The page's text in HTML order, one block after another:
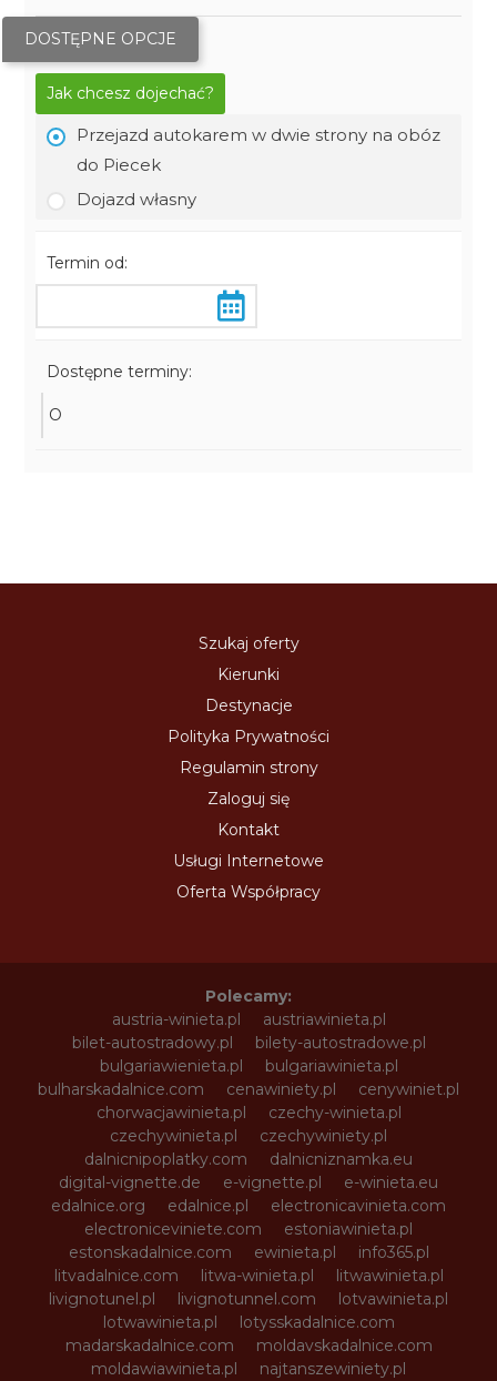
DOSTĘPNE OPCJE
Jak chcesz dojechać?
Przejazd autokarem w dwie strony na obóz
do Piecek
Dojazd własny
Termin od:
Dostępne terminy:
O
Szukaj oferty
Kierunki
Destynacje
Polityka Prywatności
Regulamin strony
Zaloguj się
Kontakt
Usługi Internetowe
Oferta Współpracy
Polecamy:
austria-winieta.pl
austriawinieta.pl
bilet-autostradowy.pl
bilety-autostradowe.pl
bulgariawienieta.pl
bulgariawinieta.pl
bulharskadalnice.com
cenawiniety.pl
cenywiniet.pl
chorwacjawinieta.pl
czechy-winieta.pl
czechywinieta.pl
czechywiniety.pl
dalnicnipoplatky.com
dalnicniznamka.eu
digital-vignette.de
e-vignette.pl
e-winieta.eu
edalnice.org
edalnice.pl
electronicavinieta.com
electroniceviniete.com
estoniawinieta.pl
estonskadalnice.com
ewinieta.pl
info365.pl
litvadalnice.com
litwa-winieta.pl
litwawinieta.pl
livignotunel.pl
livignotunnel.com
lotvawinieta.pl
lotwawinieta.pl
lotysskadalnice.com
madarskadalnice.com
moldavskadalnice.com
moldawiawinieta.pl
najtanszewiniety.pl